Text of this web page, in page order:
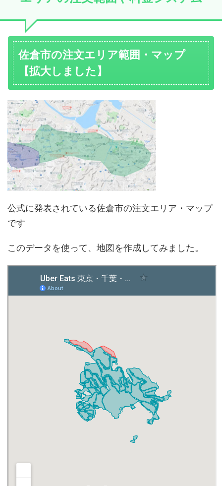
佐倉市の注文エリア範囲・マップ
【拡大しました】
公式に発表されている佐倉市の注文エリア・マップ
です
このデータを使って、地図を作成してみました。